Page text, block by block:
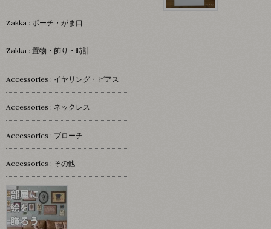
Zakka : ポーチ・がま口
Zakka : 置物・飾り・時計
Accessories : イヤリング・ピアス
Accessories : ネックレス
Accessories : ブローチ
Accessories : その他